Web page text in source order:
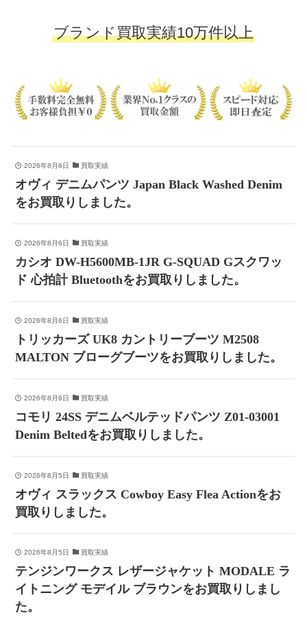
ブランド買取実績10万件以上
2026年8月6日 買取実績
オヴィ デニムパンツ Japan Black Washed Denim
をお買取りしました。
2026年8月6日 買取実績
カシオ DW-H5600MB-1JR G-SQUAD Gスクワッ
ド 心拍計 Bluetoothをお買取りしました。
2026年8月6日 買取実績
トリッカーズ UK8 カントリーブーツ M2508
MALTON ブローグブーツをお買取りしました。
2026年8月6日 買取実績
コモリ 24SS デニムベルテッドパンツ Z01-03001
Denim Beltedをお買取りしました。
2026年8月5日 買取実績
オヴィ スラックス Cowboy Easy Flea Actionをお
買取りしました。
2026年8月5日 買取実績
テンジンワークス レザージャケット MODALE ラ
イトニング モデイル ブラウンをお買取りしまし
た。